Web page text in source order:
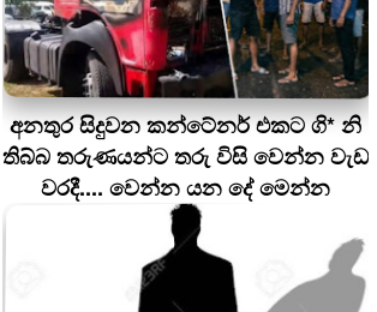
අනතුර සිදුවන කන්ටේනර් එකට ගි* නි
තිබ්බ තරුණයන්ට තරු විසි වෙන්න වැඩ
වරදී.... වෙන්න යන දේ මෙන්න